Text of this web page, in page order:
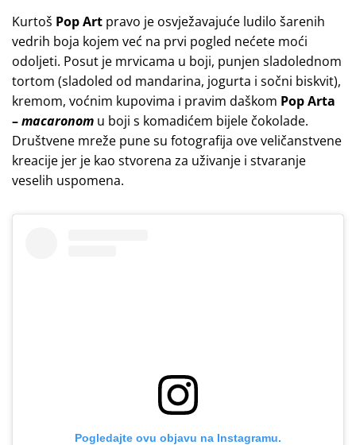
Kurtoš Pop Art pravo je osvježavajuće ludilo šarenih
vedrih boja kojem već na prvi pogled nećete moći
odoljeti. Posut je mrvicama u boji, punjen sladolednom
tortom (sladoled od mandarina, jogurta i sočni biskvit),
kremom, voćnim kupovima i pravim daškom Pop Arta
–macaronom u boji s komadićem bijele čokolade.
Društvene mreže pune su fotografija ove veličanstvene
kreacije jer je kao stvorena za uživanje i stvaranje
veselih uspomena.
Pogledajte ovu objavu na Instagramu.